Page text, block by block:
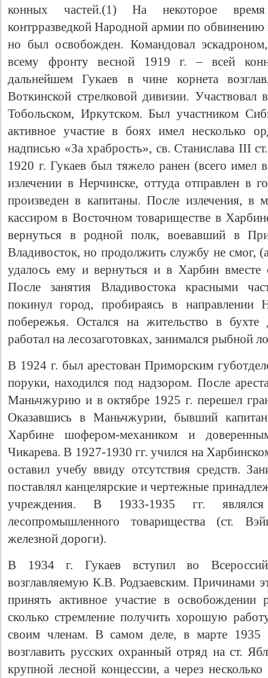
конных частей.(1) На некоторое время
контрразведкой Народной армии по обвинению
но был освобожден. Командовал
всему фронту весной 1919 г. – всей
дальнейшем Гукаев в чине корнета
Воткинской стрелковой дивизии.
Тобольском, Иркутском. Был участником
активное участие в боях имел несколько
надписью «За храбрость», св. Станислава III
1920 г. Гукаев был тяжело ранен (всего имел
излечении в Нерчинске, оттуда отправлен в
произведен в капитаны. После излечения, в
кассиром в Восточном товариществе в
вернуться в родной полк, воевавший в
Владивосток, но продолжить службу не смог,
удалось ему и вернуться и в Харбин вместе
После занятия Владивостока красными
покинул город, пробираясь в направлении
побережья. Остался на жительство в бухте
работал на лесозаготовках, занимался рыбной
В 1924 г. был арестован Приморским
поруки, находился под надзором. После
Маньчжурию и в октябре 1925 г. перешел
Оказавшись в Маньчжурии, бывший
Харбине шофером-механиком и
Чикарева. В 1927-1930 гг. учился на
оставил учебу ввиду отсутствия средств.
поставлял канцелярские и чертежные
учреждения. В 1933-1935 гг. являлся
лесопромышленного товарищества (ст.
железной дороги).
В 1934 г. Гукаев вступил во
возглавляемую К.В. Родзаевским. Причинами
принять активное участие в
сколько стремление получить хорошую
своим членам. В самом деле, в марте 1935
возглавить русских охранный отряд на ст.
крупной лесной концессии, а через